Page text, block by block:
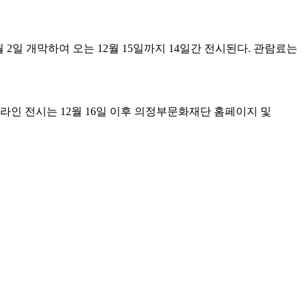
일 개막하여 오는 12월 15일까지 14일간 전시된다. 관람료는
인 전시는 12월 16일 이후 의정부문화재단 홈페이지 및